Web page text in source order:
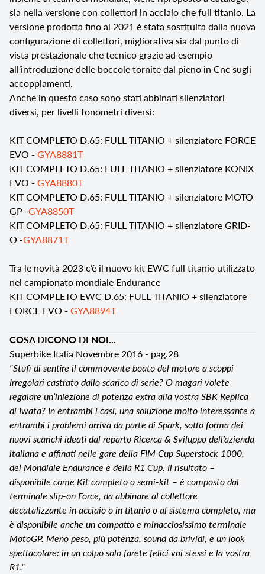
sia nella versione con collettori in acciaio che full titanio. La
versione prodotta fino al 2021 è stata sostituita dalla nuova
configurazione di collettori, migliorativa sia dal punto di
vista prestazionale che tecnico grazie ad esempio
all’introduzione delle boccole tornite dal pieno in Cnc sugli
accoppiamenti.
Anche in questo caso sono stati abbinati silenziatori
diversi, per livelli fonometri diversi:
KIT COMPLETO D.65: FULL TITANIO + silenziatore FORCE
EVO - GYA8881T
KIT COMPLETO D.65: FULL TITANIO + silenziatore KONIX
EVO - GYA8880T
KIT COMPLETO D.65: FULL TITANIO + silenziatore MOTO
GP -GYA8850T
KIT COMPLETO D.65: FULL TITANIO + silenziatore GRID-
O -GYA8871T
Tra le novità 2023 c’è il nuovo kit EWC full titanio utilizzato
nel campionato mondiale Endurance
KIT COMPLETO EWC D.65: FULL TITANIO + silenziatore
FORCE EVO - GYA8894T
COSA DICONO DI NOI...
Superbike Italia Novembre 2016 - pag.28
"Stufi di sentire il commovente boato del motore a scoppi
Irregolari castrato dallo scarico di serie? O magari volete
regalare un’iniezione di potenza extra alla vostra SBK Replica
di Iwata? In entrambi i casi, una soluzione molto interessante a
entrambi i problemi arriva da parte di Spark, sotto forma dei
nuovi scarichi ideati dal reparto Ricerca & Sviluppo dell’azienda
italiana e affinati nelle gare della FIM Cup Superstock 1000,
del Mondiale Endurance e della R1 Cup. Il risultato –
disponibile come Kit completo o semi-kit – è composto dal
terminale slip-on Force, da abbinare al collettore
decatalizzante in acciaio o in titanio o al sistema completo, ma
è disponibile anche un compatto e minacciosissimo terminale
MotoGP. Meno peso, più potenza, sound da brividi, e un look
spettacolare: in un colpo solo farete felici voi stessi e la vostra
R1."